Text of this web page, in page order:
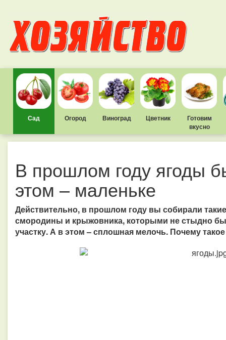
Сад Огород Виноград Цветник
Готовим
вкусно
В прошлом году ягоды
этом – маленьке
Действительно, в прошлом году вы собирали
смородины и крыжовника, которыми не стыдно
участку. А в этом – сплошная мелочь. Почему